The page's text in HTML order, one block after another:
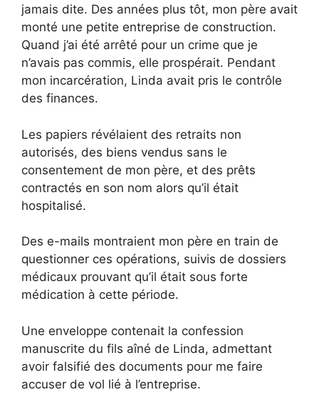
jamais dite. Des années plus tôt, mon père avait
monté une petite entreprise de construction.
Quand j’ai été arrêté pour un crime que je
n’avais pas commis, elle prospérait. Pendant
mon incarcération, Linda avait pris le contrôle
des finances.
Les papiers révélaient des retraits non
autorisés, des biens vendus sans le
consentement de mon père, et des prêts
contractés en son nom alors qu’il était
hospitalisé.
Des e-mails montraient mon père en train de
questionner ces opérations, suivis de dossiers
médicaux prouvant qu’il était sous forte
médication à cette période.
Une enveloppe contenait la confession
manuscrite du fils aîné de Linda, admettant
avoir falsifié des documents pour me faire
accuser de vol lié à l’entreprise.